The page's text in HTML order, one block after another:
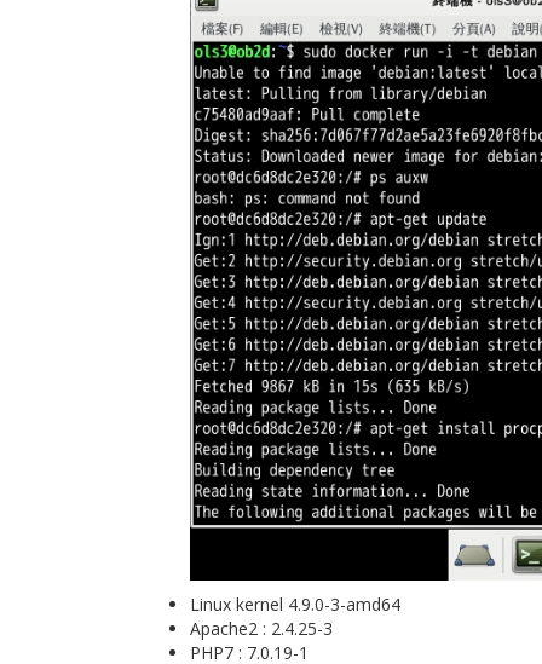
Linux kernel 4.9.0-3-amd64
Apache2 : 2.4.25-3
PHP7 : 7.0.19-1